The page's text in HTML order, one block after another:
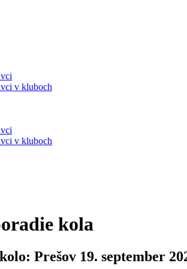
v kluboch
v kluboch
kola
Prešov 19. september